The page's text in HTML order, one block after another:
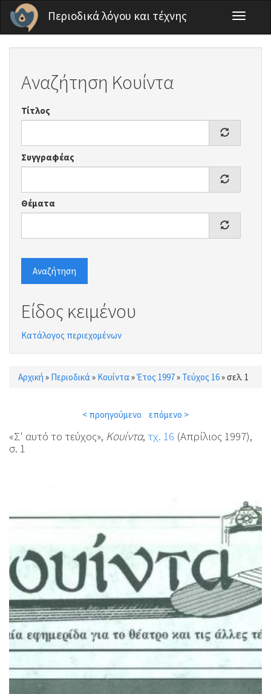
Παράκαμψη προς το κυρίως περιεχόμενο
Περιοδικά λόγου και τέχνης
Toggle
Αναζήτηση Κουίντα
Τίτλος
Συγγραφέας
Θέματα
Αναζήτηση
Είδος κειμένου
Κατάλογος περιεχομένων
Είστε εδώ
Αρχική » Περιοδικά » Κουίντα »Έτος 1997» Τεύχος 16»σελ. 1
< προηγούμενο επόμενο >
«Σ' αυτό το τεύχος», Κουίντα, τχ. 16 (Απρίλιος 1997),
σ. 1